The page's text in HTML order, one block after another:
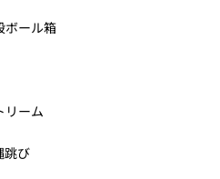
ボール箱
ーム
跳び